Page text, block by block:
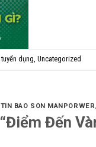
dụng, Uncategorized
TIN BAO SON MANPORWER
Đến